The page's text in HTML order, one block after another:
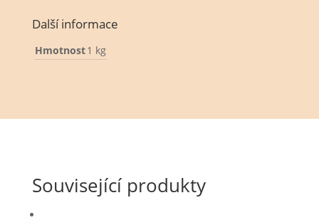
Další informace
Hmotnost1 kg
Související produkty